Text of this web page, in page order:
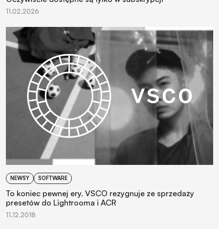
11.02.2026
NEWSY SOFTWARE
To koniec pewnej ery. VSCO rezygnuje ze sprzedaży
presetów do Lightrooma i ACR
11.12.2018